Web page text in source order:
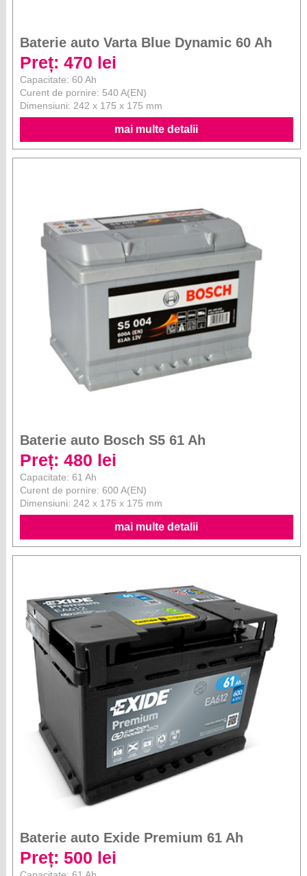
Baterie auto Varta Blue Dynamic 60 Ah
Preț: 470 lei
Capacitate: 60 Ah
Curent de pornire: 540 A(EN)
Dimensiuni: 242 x 175 x 175 mm
mai multe detalii
Baterie auto Bosch S5 61 Ah
Preț: 480 lei
Capacitate: 61 Ah
Curent de pornire: 600 A(EN)
Dimensiuni: 242 x 175 x 175 mm
mai multe detalii
Baterie auto Exide Premium 61 Ah
Preț: 500 lei